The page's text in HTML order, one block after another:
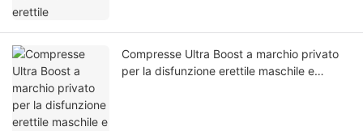
Compresse Ultra Boost a marchio privato
per la disfunzione erettile maschile e